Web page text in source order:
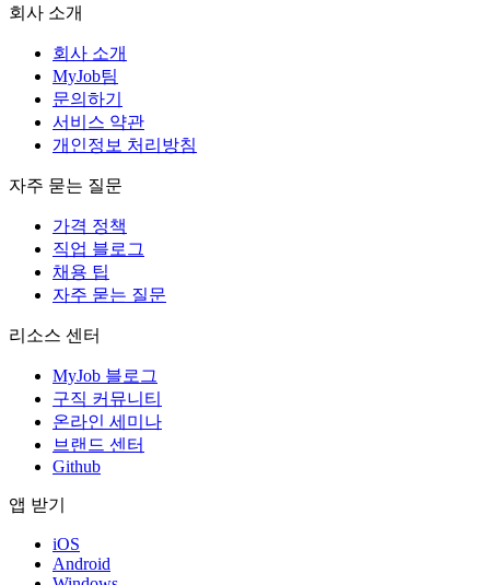
회사 소개
회사 소개
MyJob팀
문의하기
서비스 약관
개인정보 처리방침
자주 묻는 질문
가격 정책
직업 블로그
채용 팁
자주 묻는 질문
리소스 센터
MyJob 블로그
구직 커뮤니티
온라인 세미나
브랜드 센터
Github
앱 받기
iOS
Android